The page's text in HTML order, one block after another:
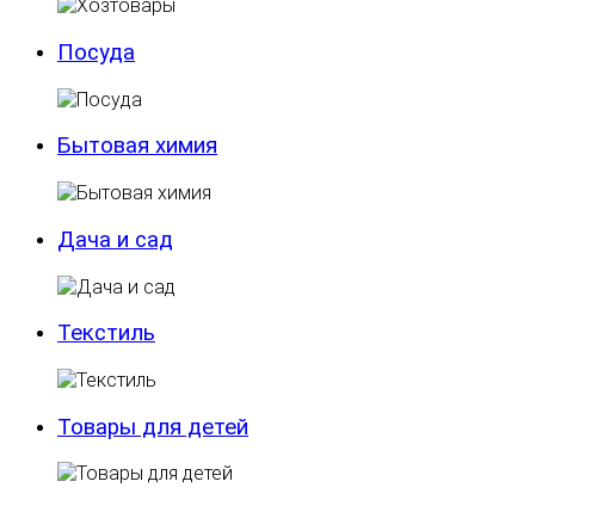
Посуда
Бытовая химия
Дача и сад
Текстиль
Товары для детей